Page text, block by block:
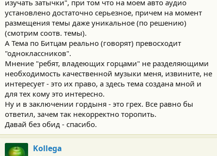
изучать затычки", при том что на моем авто аудио
установлено достаточно серьезное, причем на момент
размещения темы даже уникальное (по решению)
(смотрим соотв. темы).
А Тема по Битцам реально (говорят) превосходит
"одноклассников".
Мнение "ребят, владеющих горцами" не разделяющими
необходимость качественной музыки меня, извините, не
интересует - это их право, а здесь тема создана мной и
для тех кому это интересно.
Ну и в заключении гордыня - это грех. Все равно бы
ответил, зачем так некорректно торопить.
Давай без обид - спасибо.
Kollega